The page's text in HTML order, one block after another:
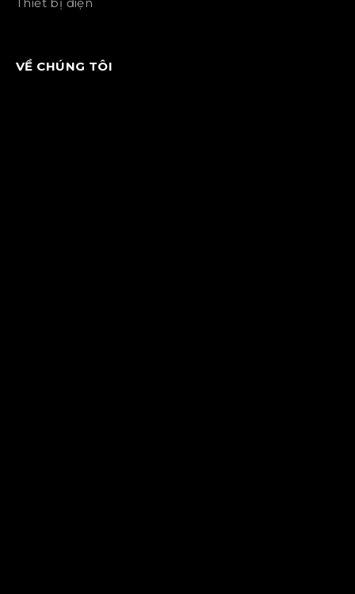
VỀ CHÚNG TÔI